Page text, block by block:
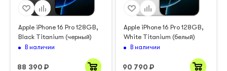
Apple iPhone 16 Pro 128GB,
Black Titanium (черный)
В наличии
88 390 ₽
Apple iPhone 16 Pro 128GB,
White Titanium (белый)
В наличии
90 790 ₽